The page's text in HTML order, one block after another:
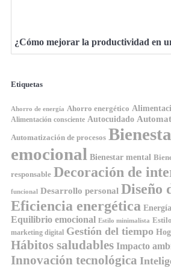
¿Cómo mejorar la productividad en
Etiquetas
Ahorro de energía Ahorro energético
Alimentación consciente Autocuidado
Automatización de procesos
emocional Bienestar mental
responsable Decoración de
funcional Desarrollo personal Diseño
Eficiencia energética
Equilibrio emocional Estilo minimalista
marketing digital Gestión del tiempo
Hábitos saludables Impacto
Innovación tecnológica